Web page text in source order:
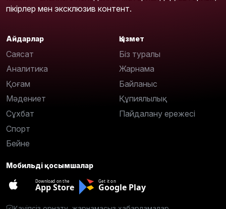
пікірлер мен эксклюзив контент.
Айдарлар
Саясат
Аналитика
Қоғам
Мәдениет
Сұхбат
Спорт
Бейне
Қызмет
Біз туралы
Жарнама
Байланыс
Құпиялылық
Пайдалану ережесі
Мобильді қосымшалар
Download on the
App Store
Get it on
Google Play